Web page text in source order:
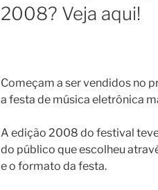
2008? Veja aqui!
Começam a ser vendidos no
a festa de música eletrônica
A edição 2008 do festival
do público que escolheu
e o formato da festa.